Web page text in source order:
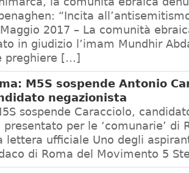
“Incita
2017 – La comunità
in giudizio l’imam Mundhir
preghiere […]
M5S sospende Antonio
negazionista
sospende Caracciolo,
presentato per le ‘comunarie’ di
lettera ufficiale Uno degli
di Roma del Movimento 5